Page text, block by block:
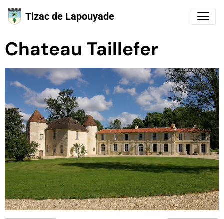
Tizac de Lapouyade
Chateau Taillefer